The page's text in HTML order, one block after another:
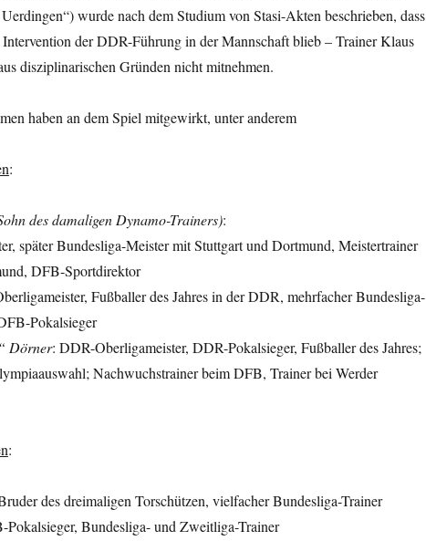
wurde nach dem Studium von Stasi-Akten beschrieben, dass
der DDR-Führung in der Mannschaft blieb – Trainer Klaus
disziplinarischen Gründen nicht mitnehmen.
haben an dem Spiel mitgewirkt, unter anderem
:
des damaligen Dynamo-Trainers):
später Bundesliga-Meister mit Stuttgart und Dortmund, Meistertrainer
DFB-Sportdirektor
Fußballer des Jahres in der DDR, mehrfacher Bundesliga-
Pokalsieger
Dörner: DDR-Oberligameister, DDR-Pokalsieger, Fußballer des Jahres;
Nachwuchstrainer beim DFB, Trainer bei Werder
:
des dreimaligen Torschützen, vielfacher Bundesliga-Trainer
Pokalsieger, Bundesliga- und Zweitliga-Trainer